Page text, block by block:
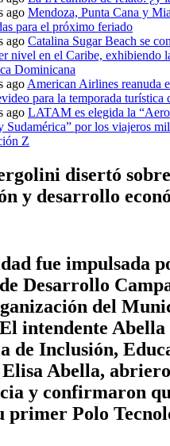
ago Mendoza, Punta Cana y
para el próximo feriado
ago Catalina Sugar Beach se
nivel en el Caribe, exhibiendo
Dominicana
ago American Airlines reanuda
para la temporada turística
ago LATAM es elegida la
Sudamérica” por los viajeros
Z
disertó
y desarrollo
fue impulsada
Desarrollo
del
intendente Abella
de Inclusión,
Abella,
y confirmaron
primer Polo